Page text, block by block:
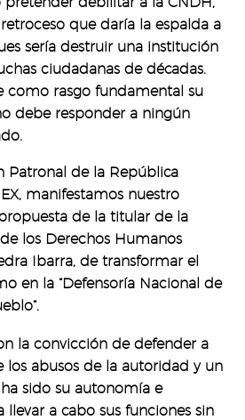
que daría la espalda a
sería destruir una institución
ciudadanas de décadas.
como rasgo fundamental su
debe responder a ningún
Patronal de la República
manifestamos nuestro
de la titular de la
los Derechos Humanos
Ibarra, de transformar el
en la “Defensoría Nacional de
la convicción de defender a
los abusos de la autoridad y un
sido su autonomía e
a cabo sus funciones sin